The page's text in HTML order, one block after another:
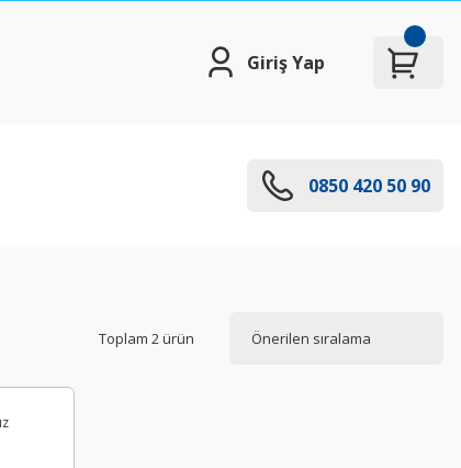
Giriş Yap
0850 420 50 90
Toplam 2 ürün